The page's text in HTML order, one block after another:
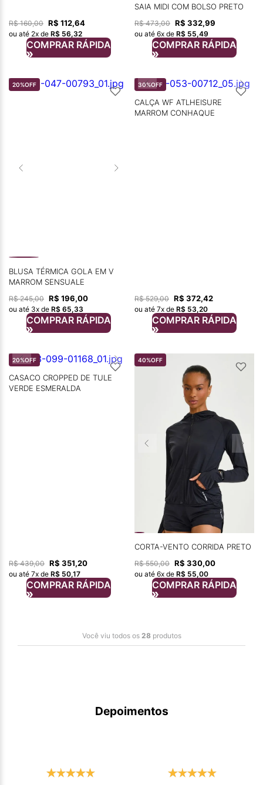
R$ 160,00 R$ 112,64
ou até 2x de R$ 56,32
COMPRAR RÁPIDA
SAIA MIDI COM BOLSO PRETO
R$ 473,00 R$ 332,99
ou até 6x de R$ 55,49
COMPRAR RÁPIDA
20%OFF
BLUSA TÉRMICA GOLA EM V
MARROM SENSUALE
R$ 245,00 R$ 196,00
ou até 3x de R$ 65,33
COMPRAR RÁPIDA
30%OFF
CALÇA WF ATLHEISURE
MARROM CONHAQUE
R$ 529,00 R$ 372,42
ou até 7x de R$ 53,20
COMPRAR RÁPIDA
20%OFF
CASACO CROPPED DE TULE
VERDE ESMERALDA
R$ 439,00 R$ 351,20
ou até 7x de R$ 50,17
COMPRAR RÁPIDA
40%OFF
CORTA-VENTO CORRIDA PRETO
R$ 550,00 R$ 330,00
ou até 6x de R$ 55,00
COMPRAR RÁPIDA
Você viu todos os 28produtos
Depoimentos